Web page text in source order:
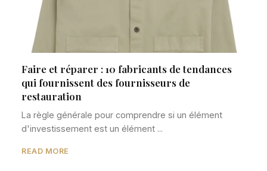
Faire et réparer : 10 fabricants de tendances
qui fournissent des fournisseurs de
restauration
La règle générale pour comprendre si un élément
d'investissement est un élément ...
READ MORE